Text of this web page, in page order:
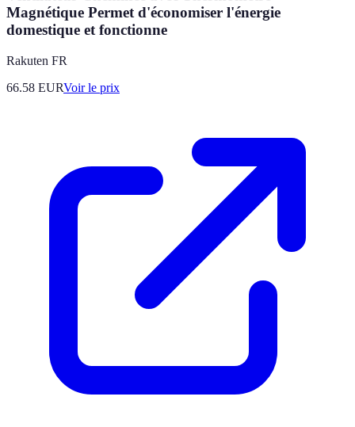
Magnétique Permet d'économiser l'énergie
domestique et fonctionne
Rakuten FR
66.58 EURVoir le prix